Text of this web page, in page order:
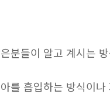
분들이 알고 계시는
를 흡입하는 방식이나